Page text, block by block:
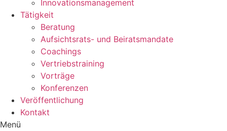
Innovationsmanagement
Tätigkeit
Beratung
Aufsichtsrats- und Beiratsmandate
Coachings
Vertriebstraining
Vorträge
Konferenzen
Veröffentlichung
Kontakt
Menü